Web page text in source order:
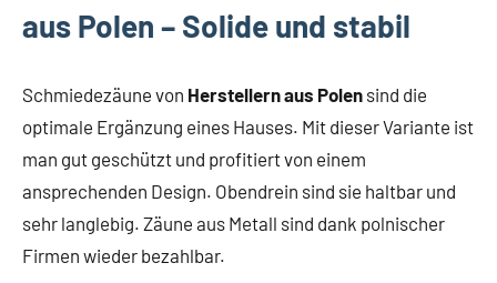
aus Polen – Solide und stabil
Schmiedezäune von Herstellern aus Polen sind die
optimale Ergänzung eines Hauses. Mit dieser Variante ist
man gut geschützt und profitiert von einem
ansprechenden Design. Obendrein sind sie haltbar und
sehr langlebig. Zäune aus Metall sind dank polnischer
Firmen wieder bezahlbar.